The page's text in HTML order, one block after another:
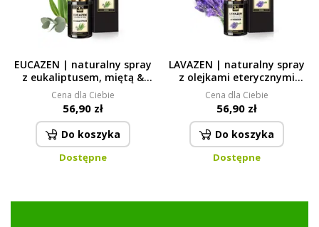
EUCAZEN | naturalny spray
z eukaliptusem, miętą &
mentolem | przyjemne
oddychanie przy „katarku” &
natychmiastowe
odświeżenie | 30 ml
Cena dla Ciebie
56,90 zł
Do koszyka
Dostępne
LAVAZEN | naturalny spray
z olejkami eterycznymi
lawendy & eukaliptusa |
„senek” dla spokojnego snu,
relaksu & dobrego
samopoczucia | 30 ml
Cena dla Ciebie
56,90 zł
Do koszyka
Dostępne